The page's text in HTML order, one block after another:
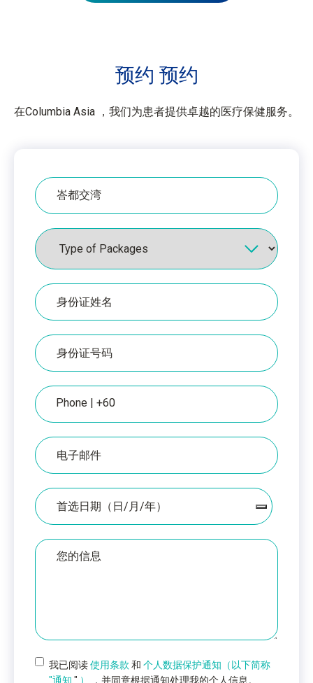
预约 预约
在Columbia Asia ，我们为患者提供卓越的医疗保健服务。
医
院
配
套
身
份
证
上
的
姓
IC
编
号
电
话
电
子
邮
件
日
期
您
我已阅读使用条款 和 个人数据保护通知（以下简称
"通知 " ） ，并同意根据通知处理我的个人信息。